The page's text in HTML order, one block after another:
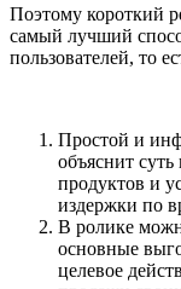
Поэтому короткий
самый лучший
пользователей, то
Простой и
объяснит
продуктов и
издержки по
В ролике
основные
целевое